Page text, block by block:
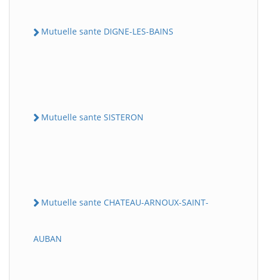
Mutuelle sante DIGNE-LES-BAINS
Mutuelle sante SISTERON
Mutuelle sante CHATEAU-ARNOUX-SAINT-
AUBAN